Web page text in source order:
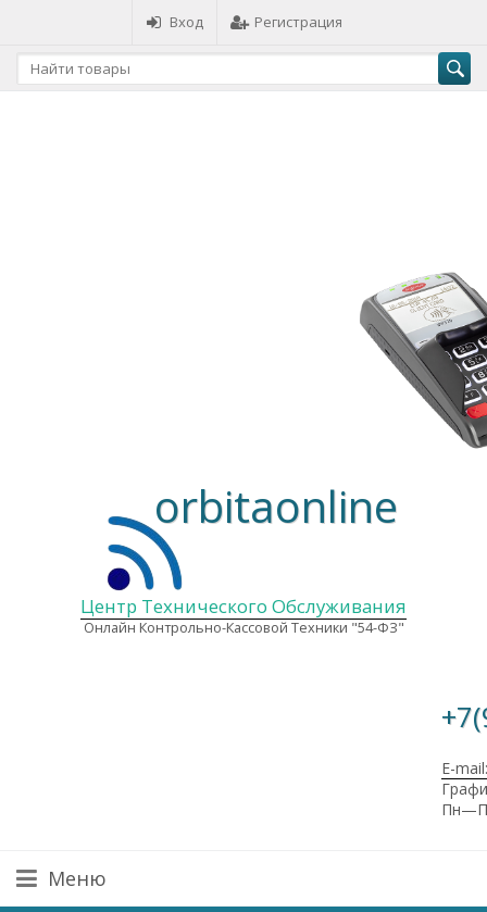
Вход Регистрация
Центр Технического Обслуживания
Онлайн Контрольно-Кассовой Техники "54-ФЗ"
orbitaonline
E-
Меню